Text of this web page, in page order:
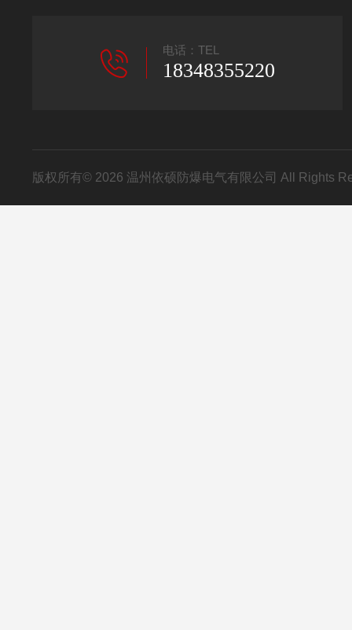
电话：TEL
18348355220
版权所有© 2026 温州依硕防爆电气有限公司 All Rights